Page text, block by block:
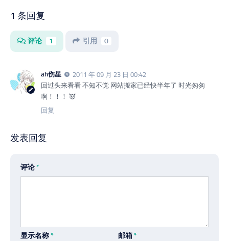
1 条回复
评论 1 引用 0
ah伤星
2011 年 09 月 23 日 00:42
回过头来看看 不知不觉 网站搬家已经快半年了 时光匆匆
啊！！！ 👿
回复
发表回复
评论*
显示名称* 邮箱*